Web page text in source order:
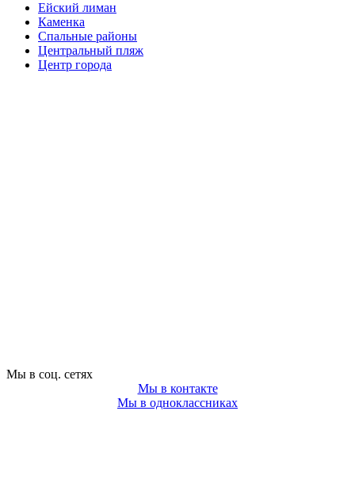
Ейский лиман
Каменка
Спальные районы
Центральный пляж
Центр города
Мы в соц. сетях
Мы в контакте
Мы в одноклассниках